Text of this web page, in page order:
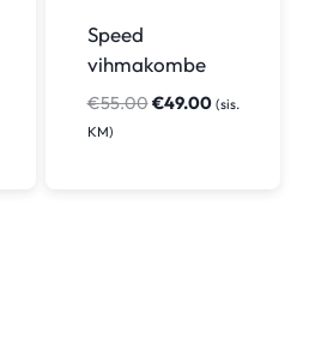
Speed
vihmakombe
€55.00Algne
€49.00Praegune
(sis.
KM)